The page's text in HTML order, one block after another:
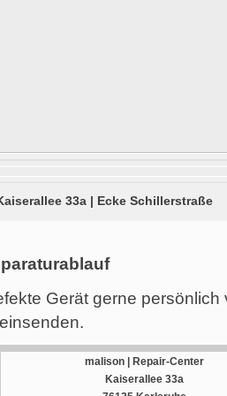
33a | Ecke Schillerstraße
Gerät gerne
malison | Repair-Center
Kaiserallee 33a